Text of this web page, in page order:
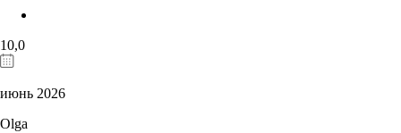
10,0
июнь 2026
Olga